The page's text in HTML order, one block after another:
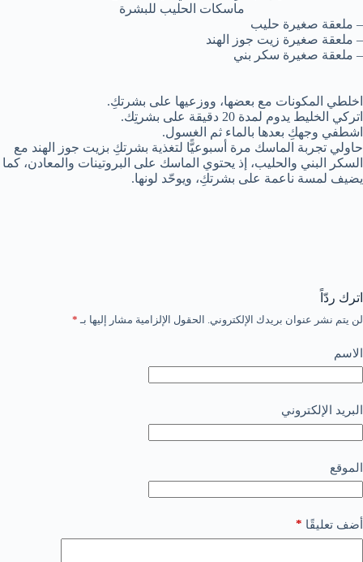
ماسكات الحليب للبشرة
– ملعقة صغيرة حليب
– ملعقة صغيرة زيت جوز الهند
– ملعقة صغيرة سكر بني
اخلطي المكونات مع بعضها، ووزعيها على بشرتكِ.
اتركي الخليط يدوم لمدة 20 دقيقة على بشرتِك.
اشطفي وجهكِ بعدها بالماء ثم الغسول.
حاولي تجربة الماسك مرة أسبوعيًّا لتغذية بشرتكِ بزيت جوز الهند مع
السكر البني والحليب، إذ يحتوي الماسك على البروتينات والمعادن، كما
يضيف لمسة ناعمة على بشرتكِ، ويوحّد لونها.
اترك ردّاً
لن يتم نشر عنوان بريدك الإلكتروني. الحقول الإلزامية مشار إليها بـ *
الاسم
البريد الإلكتروني
الموقع
أضف تعليقًا *